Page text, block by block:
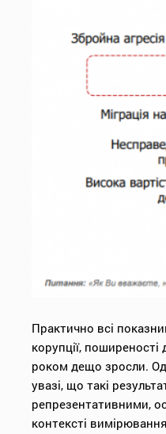
Практично всі
корупції, поширеності
роком дещо зросли.
увазі, що такі
репрезентативними,
контексті